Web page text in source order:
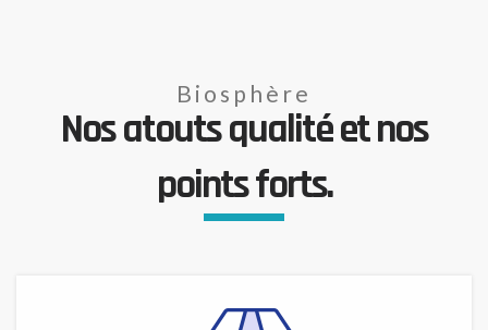
Biosphère
Nos atouts qualité et nos
points forts.